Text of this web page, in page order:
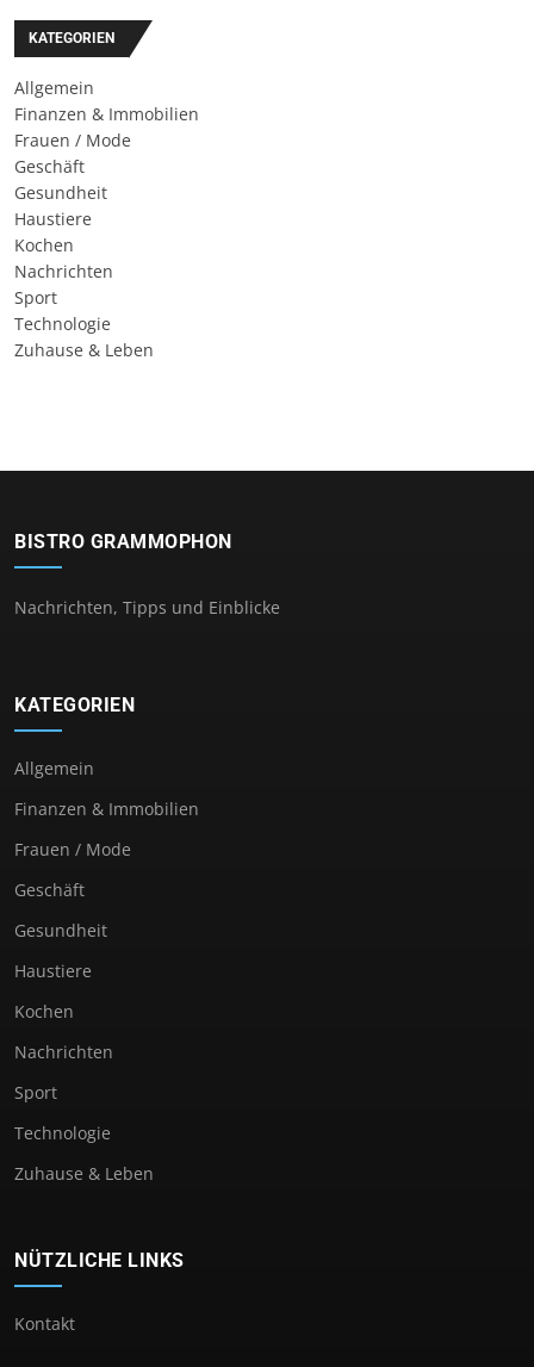
KATEGORIEN
Allgemein
Finanzen & Immobilien
Frauen / Mode
Geschäft
Gesundheit
Haustiere
Kochen
Nachrichten
Sport
Technologie
Zuhause & Leben
BISTRO GRAMMOPHON
Nachrichten, Tipps und Einblicke
KATEGORIEN
Allgemein
Finanzen & Immobilien
Frauen / Mode
Geschäft
Gesundheit
Haustiere
Kochen
Nachrichten
Sport
Technologie
Zuhause & Leben
NÜTZLICHE LINKS
Kontakt